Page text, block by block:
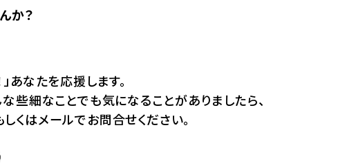
か？
あなたを応援します。
な些細なことでも気になることがありましたら、
くはメールでお問合せください。